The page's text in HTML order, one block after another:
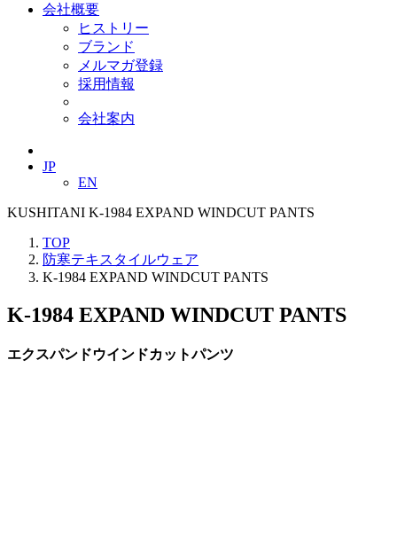
会社概要
ヒストリー
ブランド
メルマガ登録
採用情報
会社案内
JP
EN
KUSHITANI K-1984 EXPAND WINDCUT PANTS
TOP
防寒テキスタイルウェア
K-1984 EXPAND WINDCUT PANTS
K-1984 EXPAND WINDCUT PANTS
エクスパンドウインドカットパンツ